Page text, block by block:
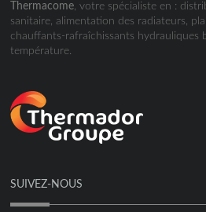
Thermacome, votre spécialiste en :
sanitaire, alimentation des radiateurs,
chauffants-rafraîchissants hydrauliques
température.
SUIVEZ-NOUS